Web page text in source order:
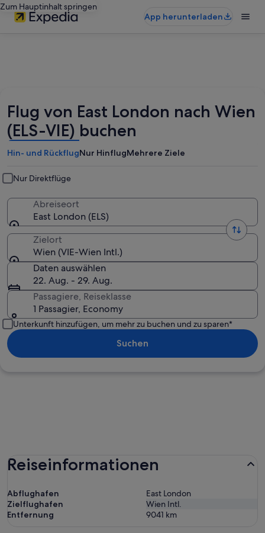
Zum Hauptinhalt springen
App herunterladen
Flug von East London nach Wien
(ELS-VIE) buchen
Hin- und RückflugNur HinflugMehrere Ziele
Nur Direktflüge
Abreiseort
East London (ELS)
Zielort
Wien (VIE-Wien Intl.)
Daten auswählen
22. Aug. - 29. Aug.
Passagiere, Reiseklasse
1 Passagier, Economy
Unterkunft hinzufügen, um mehr zu buchen und zu sparen*
Suchen
Reiseinformationen
Abflughafen
East London
Zielflughafen
Wien Intl.
Entfernung
9041 km